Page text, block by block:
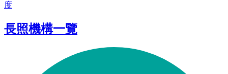
度
長照機構一覽